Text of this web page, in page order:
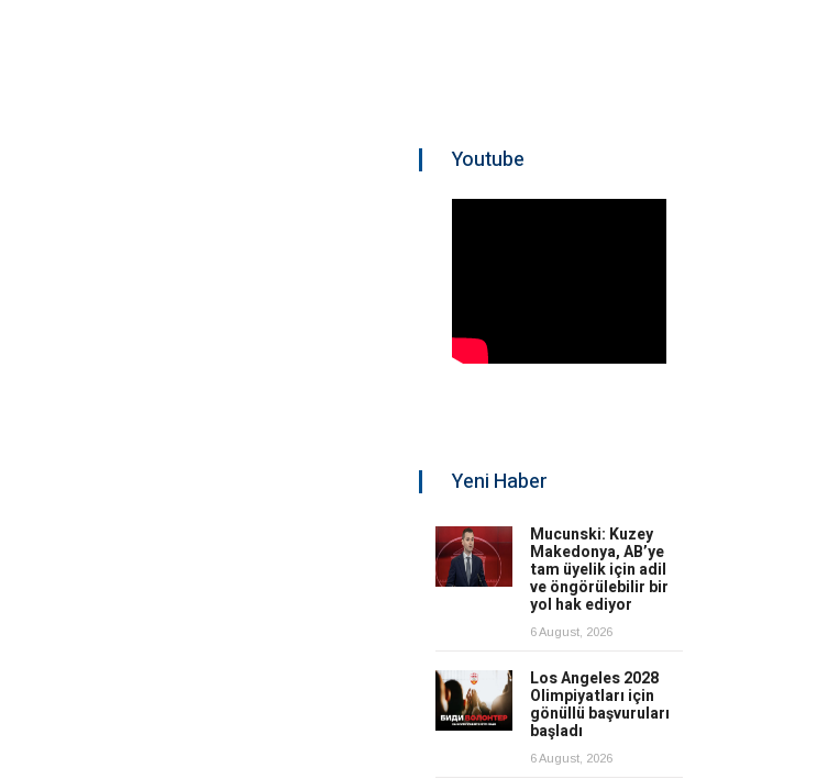
Youtube
Yeni Haber
Mucunski: Kuzey
Makedonya, AB’ye
tam üyelik için adil
ve öngörülebilir bir
yol hak ediyor
6 August, 2026
Los Angeles 2028
Olimpiyatları için
gönüllü başvuruları
başladı
6 August, 2026